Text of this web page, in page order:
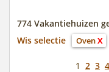
774 Vakantiehuizen
Wis selectie
OvenX
1 2 3 4